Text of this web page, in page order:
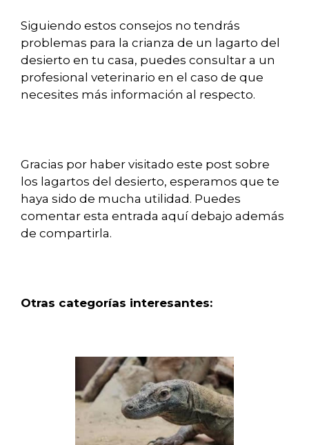
Siguiendo estos consejos no tendrás
problemas para la crianza de un lagarto del
desierto en tu casa, puedes consultar a un
profesional veterinario en el caso de que
necesites más información al respecto.
Gracias por haber visitado este post sobre
los lagartos del desierto, esperamos que te
haya sido de mucha utilidad. Puedes
comentar esta entrada aquí debajo además
de compartirla.
Otras categorías interesantes: